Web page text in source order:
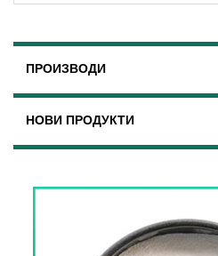
ПРОИЗВОДИ
НОВИ ПРОДУКТИ